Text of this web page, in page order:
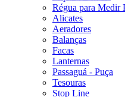
Régua para Medir
Alicates
Aeradores
Balanças
Facas
Lanternas
Passaguá - Puça
Tesouras
Stop Line